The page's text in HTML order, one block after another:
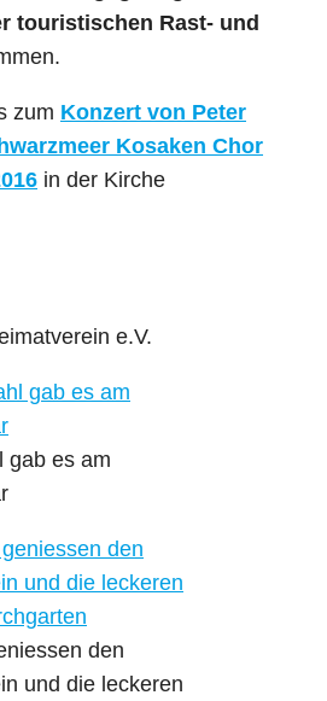
touristischen Rast- und
zum Konzert von Peter
Kosaken Chor
in der Kirche
e.V.
gab es am
den
und die leckeren